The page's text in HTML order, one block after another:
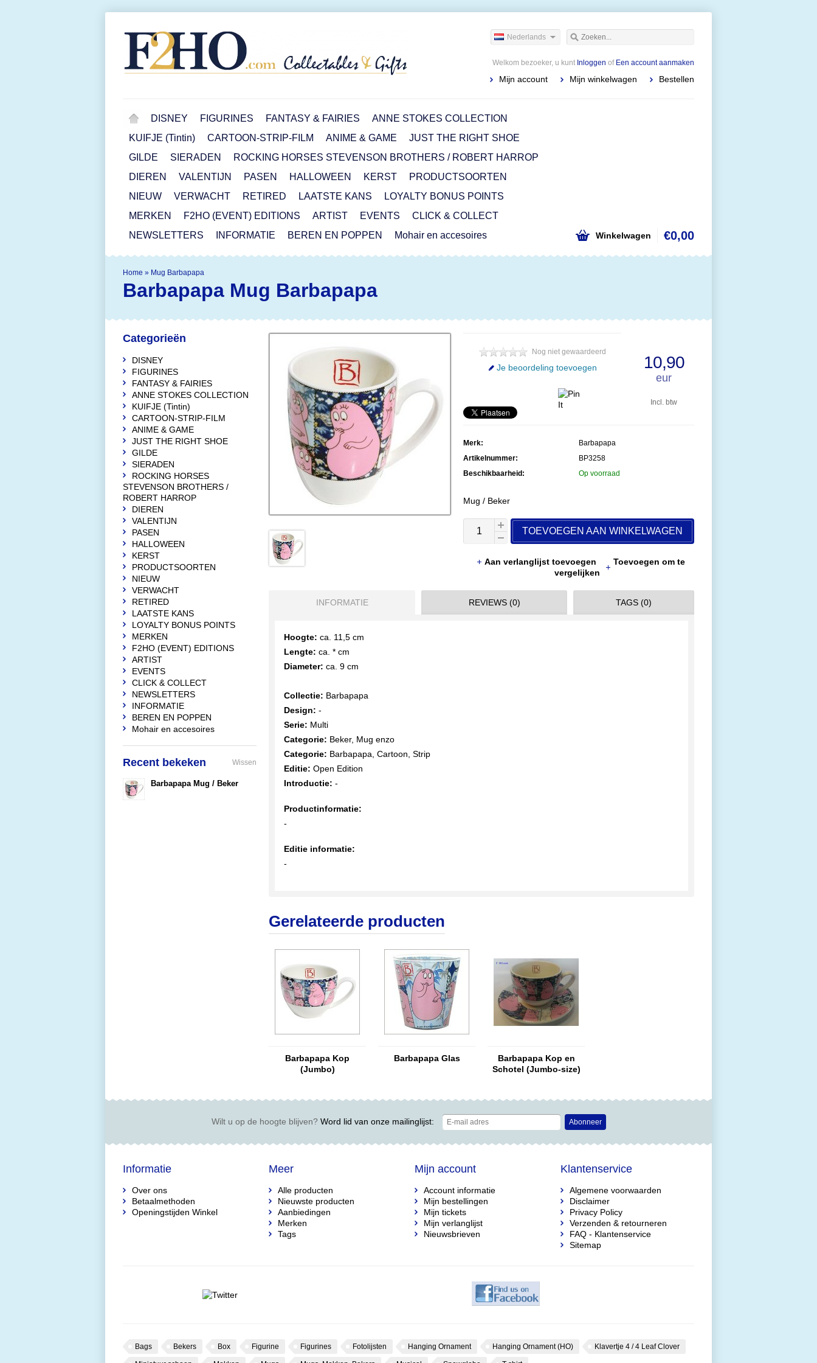
Nederlands
Welkom bezoeker, u kunt Inloggen of Een account aanmaken
Mijn account Mijn winkelwagen Bestellen
DISNEY FIGURINES FANTASY & FAIRIES
ANNE STOKES COLLECTION
KUIFJE (Tintin)
CARTOON-STRIP-FILM ANIME & GAME
JUST THE RIGHT SHOE
GILDE
SIERADEN
ROCKING HORSES STEVENSON BROTHERS / ROBERT HARROP
DIEREN
VALENTIJN PASEN HALLOWEEN KERST
PRODUCTSOORTEN
NIEUW
VERWACHT RETIRED LAATSTE KANS
LOYALTY BONUS POINTS
MERKEN
F2HO (EVENT) EDITIONS ARTIST EVENTS
CLICK & COLLECT
NEWSLETTERS
INFORMATIE BEREN EN POPPEN Mohair en accesoires Winkelwagen €0,00
Home » Mug Barbapapa
Barbapapa Mug Barbapapa
10,90
eur
Incl. btw
Nog niet gewaardeerd
Je beoordeling toevoegen
Merk:
Barbapapa
Artikelnummer:
BP3258
Beschikbaarheid:
Op voorraad
Mug / Beker
TOEVOEGEN AAN WINKELWAGEN
Aan verlanglijst toevoegen
Toevoegen om te
vergelijken
INFORMATIE REVIEWS (0) TAGS (0)
Hoogte: ca. 11,5 cm
Lengte: ca. * cm
Diameter: ca. 9 cm
Collectie: Barbapapa
Design: -
Serie: Multi
Categorie: Beker, Mug enzo
Categorie: Barbapapa, Cartoon, Strip
Editie: Open Edition
Introductie: -
Productinformatie:
-
Editie informatie:
-
Gerelateerde producten
Barbapapa Kop
(Jumbo)
Barbapapa Glas
Barbapapa Kop en
Schotel (Jumbo-size)
Categorieën
DISNEY
FIGURINES
FANTASY & FAIRIES
ANNE STOKES COLLECTION
KUIFJE (Tintin)
CARTOON-STRIP-FILM
ANIME & GAME
JUST THE RIGHT SHOE
GILDE
SIERADEN
ROCKING HORSES
STEVENSON BROTHERS /
ROBERT HARROP
DIEREN
VALENTIJN
PASEN
HALLOWEEN
KERST
PRODUCTSOORTEN
NIEUW
VERWACHT
RETIRED
LAATSTE KANS
LOYALTY BONUS POINTS
MERKEN
F2HO (EVENT) EDITIONS
ARTIST
EVENTS
CLICK & COLLECT
NEWSLETTERS
INFORMATIE
BEREN EN POPPEN
Mohair en accesoires
Recent bekeken Wissen
Barbapapa Mug / Beker
Wilt u op de hoogte blijven?Word lid van onze mailinglijst: Abonneer
Informatie
Over ons
Betaalmethoden
Openingstijden Winkel
Meer
Alle producten
Nieuwste producten
Aanbiedingen
Merken
Tags
Mijn account
Account informatie
Mijn bestellingen
Mijn tickets
Mijn verlanglijst
Nieuwsbrieven
Klantenservice
Algemene voorwaarden
Disclaimer
Privacy Policy
Verzenden & retourneren
FAQ - Klantenservice
Sitemap
Bags Bekers Box Figurine Figurines Fotolijsten Hanging Ornament Hanging Ornament (HO) Klavertje 4 / 4 Leaf Clover